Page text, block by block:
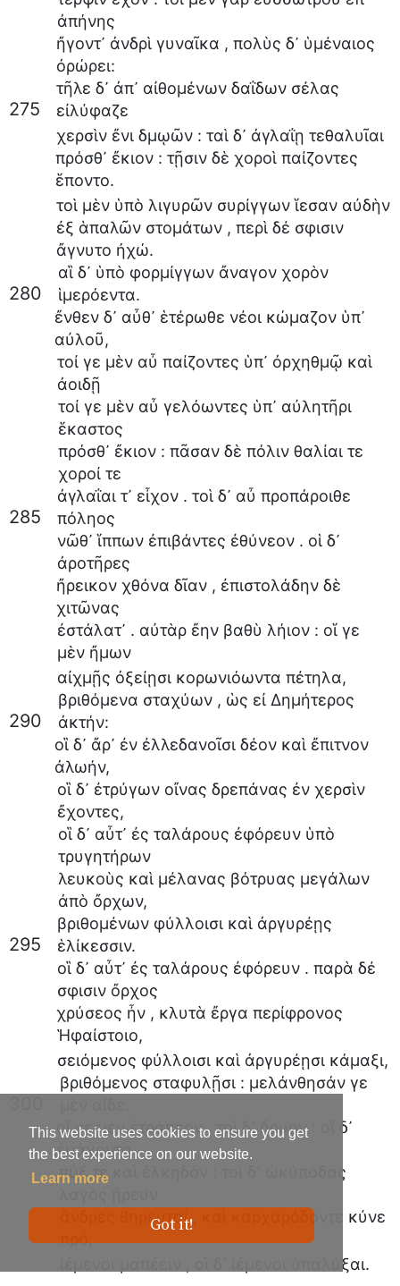
This website uses cookies to ensure you get
the best experience on our website.
Learn more
Got it!
ἀπήνης
ἤγοντ᾽ ἀνδρὶ γυναῖκα , πολὺς δ᾽ ὑμέναιος
ὀρώρει:
275
τῆλε δ᾽ ἀπ᾽ αἰθομένων δαΐδων σέλας
εἰλύφαζε
χερσὶν ἔνι δμῳῶν : ταὶ δ᾽ ἀγλαΐῃ τεθαλυῖαι
πρόσθ᾽ ἔκιον : τῇσιν δὲ χοροὶ παίζοντες
ἕποντο.
τοὶ μὲν ὑπὸ λιγυρῶν συρίγγων ἵεσαν αὐδὴν
ἐξ ἁπαλῶν στομάτων , περὶ δέ σφισιν
ἄγνυτο ἠχώ.
280
αἳ δ᾽ ὑπὸ φορμίγγων ἄναγον χορὸν
ἱμερόεντα.
ἔνθεν δ᾽ αὖθ᾽ ἑτέρωθε νέοι κώμαζον ὑπ᾽
αὐλοῦ,
τοί γε μὲν αὖ παίζοντες ὑπ᾽ ὀρχηθμῷ καὶ
ἀοιδῇ
τοί γε μὲν αὖ γελόωντες ὑπ᾽ αὐλητῆρι
ἕκαστος
πρόσθ᾽ ἔκιον : πᾶσαν δὲ πόλιν θαλίαι τε
χοροί τε
285
ἀγλαΐαι τ᾽ εἶχον . τοὶ δ᾽ αὖ προπάροιθε
πόληος
νῶθ᾽ ἵππων ἐπιβάντες ἐθύνεον . οἱ δ᾽
ἀροτῆρες
ἤρεικον χθόνα δῖαν , ἐπιστολάδην δὲ
χιτῶνας
ἐστάλατ᾽ . αὐτὰρ ἔην βαθὺ λήιον : οἵ γε
μὲν ἤμων
αἰχμῇς ὀξείῃσι κορωνιόωντα πέτηλα,
290
βριθόμενα σταχύων , ὡς εἰ Δημήτερος
ἀκτήν:
οἳ δ᾽ ἄρ᾽ ἐν ἐλλεδανοῖσι δέον καὶ ἔπιτνον
ἀλωήν,
οἳ δ᾽ ἐτρύγων οἴνας δρεπάνας ἐν χερσὶν
ἔχοντες,
οἳ δ᾽ αὖτ᾽ ἐς ταλάρους ἐφόρευν ὑπὸ
τρυγητήρων
λευκοὺς καὶ μέλανας βότρυας μεγάλων
ἀπὸ ὄρχων,
295
βριθομένων φύλλοισι καὶ ἀργυρέῃς
ἑλίκεσσιν.
οἳ δ᾽ αὖτ᾽ ἐς ταλάρους ἐφόρευν . παρὰ δέ
σφισιν ὄρχος
χρύσεος ἦν , κλυτὰ ἔργα περίφρονος
Ἡφαίστοιο,
σειόμενος φύλλοισι καὶ ἀργυρέῃσι κάμαξι,
βριθόμενος σταφυλῇσι : μελάνθησάν γε
οἵ γε μὲν ἐτράπεον,τοὶ δ᾽ ἤρυον:
δ᾽
ἐμάχοντο
πύξ τε
ὠκύποδας
θηρευταί, καρχαρόδοντε
κύνε
πρό,
ὑπαλύξαι.